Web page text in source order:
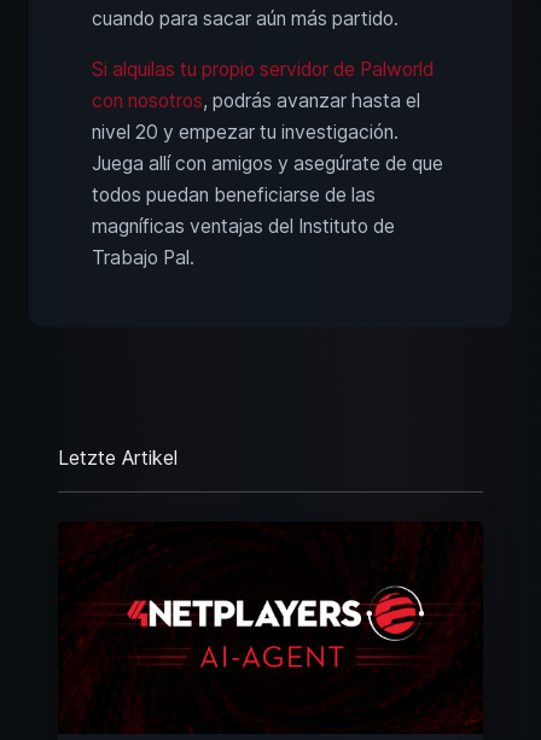
cuando para sacar aún más partido.
Si alquilas tu propio servidor de Palworld
con nosotros, podrás avanzar hasta el
nivel 20 y empezar tu investigación.
Juega allí con amigos y asegúrate de que
todos puedan beneficiarse de las
magníficas ventajas del Instituto de
Trabajo Pal.
Letzte Artikel